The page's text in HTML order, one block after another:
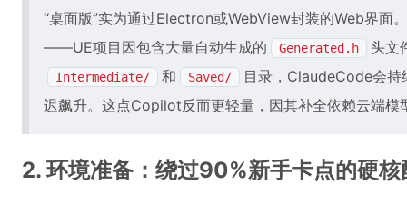
“桌面版”实为通过Electron或WebView封装的Web界面
——UE项目因包含大量自动生成的
Generated.h 头文
Intermediate/ 和 Saved/
目录，ClaudeCode会持
迟飙升。这点Copilot反而更轻量，因其补全依赖云端模
2. 环境准备：绕过90%新手卡点的硬核